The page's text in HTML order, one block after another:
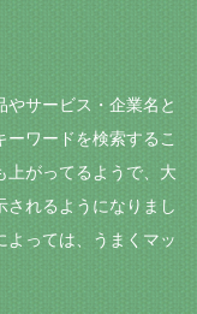
サービス・企業名と
ワードを検索するこ
上がってるようで、大
されるようになりまし
よっては、うまくマッ